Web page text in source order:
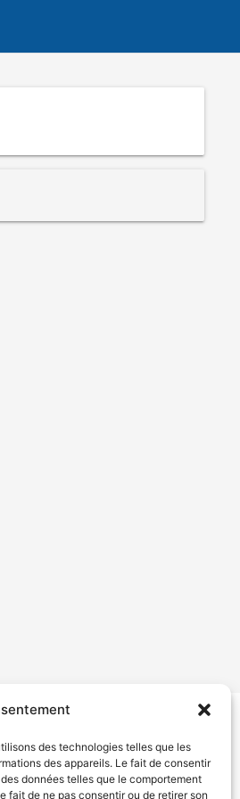
des technologies telles que les
des appareils. Le fait de consentir
données telles que le comportement
fait de ne pas consentir ou de retirer son
de confidentialité